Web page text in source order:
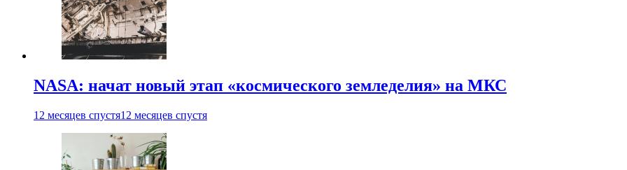
NASA: начат новый этап «космического земледелия» на МКС
12 месяцев спустя12 месяцев спустя